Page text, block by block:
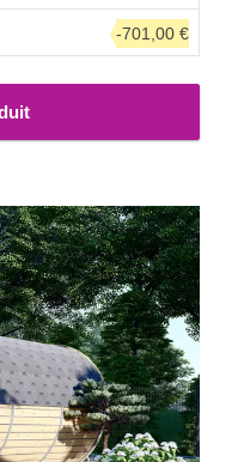
besoin, faites-le nous
la pièce principale soit
avec un fond mi-
pour une vue
-701,00 €